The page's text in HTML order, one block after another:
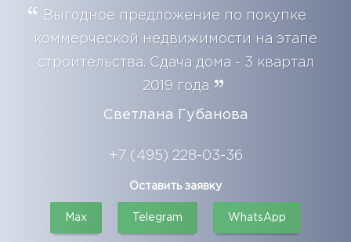
Выгодное предложение по покупке
коммерческой недвижимости на этапе
строительства. Сдача дома - 3 квартал
2019 года
Светлана Губанова
+7 (495) 228-03-36
Оставить заявку
Max Telegram WhatsApp